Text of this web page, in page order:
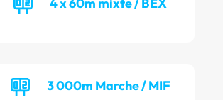
4 x 60m mixte / BEX
3 000m Marche / MIF